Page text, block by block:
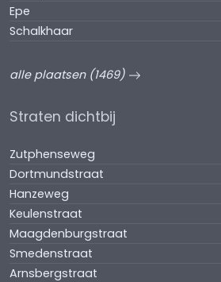
Epe
Schalkhaar
alle plaatsen (1469)
Straten dichtbij
Zutphenseweg
Dortmundstraat
Hanzeweg
Keulenstraat
Maagdenburgstraat
Smedenstraat
Arnsbergstraat